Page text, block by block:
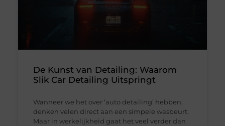
De Kunst van Detailing: Waarom
Slik Car Detailing Uitspringt
Wanneer we het over ‘auto detailing’ hebben,
denken velen direct aan een simpele wasbeurt.
Maar in werkelijkheid gaat het veel verder dan